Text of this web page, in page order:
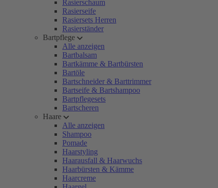
Rasierschaum
Rasierseife
Rasiersets Herren
Rasierständer
Bartpflege
Alle anzeigen
Bartbalsam
Bartkämme & Bartbürsten
Bartöle
Bartschneider & Barttrimmer
Bartseife & Bartshampoo
Bartpflegesets
Bartscheren
Haare
Alle anzeigen
Shampoo
Pomade
Haarstyling
Haarausfall & Haarwuchs
Haarbürsten & Kämme
Haarcreme